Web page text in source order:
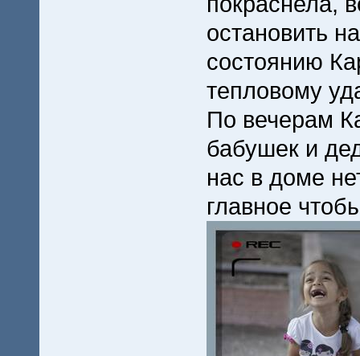
остановить
состоянию
тепловому
По вечерам
бабушек и
нас в доме
главное